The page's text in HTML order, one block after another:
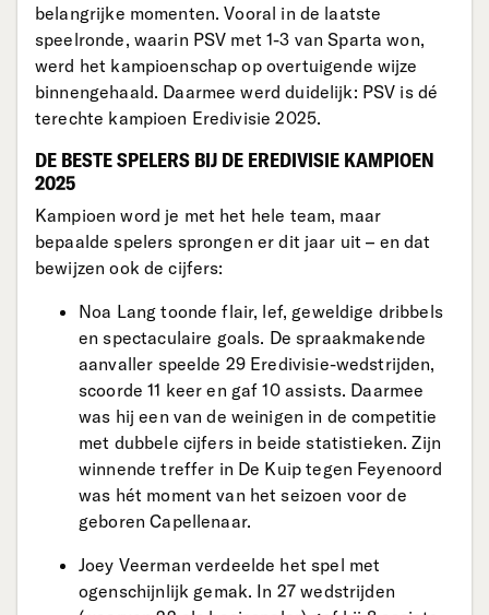
belangrijke momenten. Vooral in de laatste
speelronde, waarin PSV met 1-3 van Sparta won,
werd het kampioenschap op overtuigende wijze
binnengehaald. Daarmee werd duidelijk: PSV is dé
terechte kampioen Eredivisie 2025.
DE BESTE SPELERS BIJ DE EREDIVISIE KAMPIOEN
2025
Kampioen word je met het hele team, maar
bepaalde spelers sprongen er dit jaar uit – en dat
bewijzen ook de cijfers:
Noa Lang toonde flair, lef, geweldige dribbels
en spectaculaire goals. De spraakmakende
aanvaller speelde 29 Eredivisie-wedstrijden,
scoorde 11 keer en gaf 10 assists. Daarmee
was hij een van de weinigen in de competitie
met dubbele cijfers in beide statistieken. Zijn
winnende treffer in De Kuip tegen Feyenoord
was hét moment van het seizoen voor de
geboren Capellenaar.
Joey Veerman verdeelde het spel met
ogenschijnlijk gemak. In 27 wedstrijden